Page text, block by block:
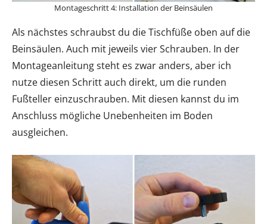
Montageschritt 4: Installation der Beinsäulen
Als nächstes schraubst du die Tischfüße oben auf die
Beinsäulen. Auch mit jeweils vier Schrauben. In der
Montageanleitung steht es zwar anders, aber ich
nutze diesen Schritt auch direkt, um die runden
Fußteller einzuschrauben. Mit diesen kannst du im
Anschluss mögliche Unebenheiten im Boden
ausgleichen.